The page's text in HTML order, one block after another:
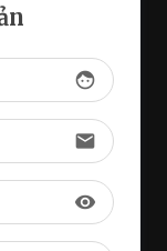
face
email
visibility